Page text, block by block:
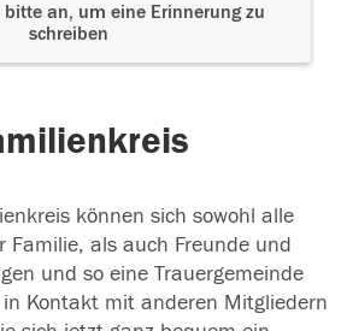
bitte an, um eine Erinnerung zu
schreiben
können sich sowohl alle
Familie, als auch Freunde und
und so eine Trauergemeinde
Kontakt mit anderen Mitgliedern